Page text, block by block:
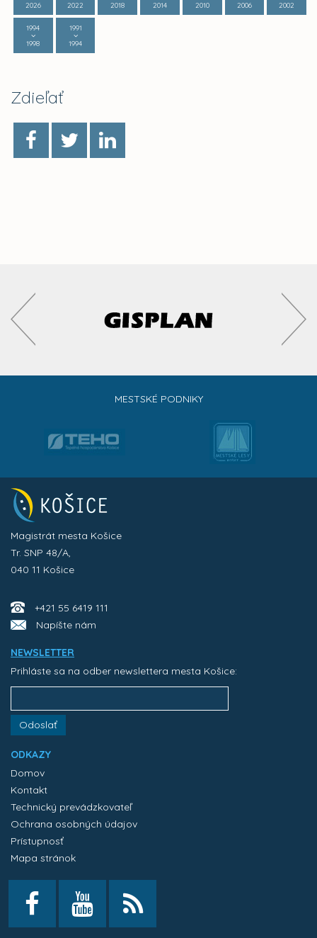
2026
2022
2018
2014
2010
2006
2002
1994
1998
1991
1994
Zdieľať
MESTSKÉ PODNIKY
Magistrát mesta Košice
Tr. SNP 48/A,
040 11 Košice
+421 55 6419 111
Napíšte nám
NEWSLETTER
Prihláste sa na odber newslettera mesta Košice:
Odoslať
ODKAZY
Domov
Kontakt
Technický prevádzkovateľ
Ochrana osobných údajov
Prístupnosť
Mapa stránok